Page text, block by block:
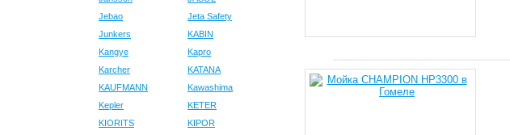
Jebao
Jeta Safety
Junkers
KABIN
Kangye
Kapro
Karcher
KATANA
KAUFMANN
Kawashima
Kepler
KETER
KIORITS
KIPOR